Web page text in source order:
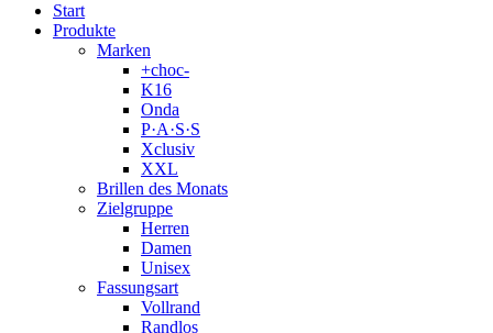
Start
Produkte
Marken
+choc-
K16
Onda
P·A·S·S
Xclusiv
XXL
Brillen des Monats
Zielgruppe
Herren
Damen
Unisex
Fassungsart
Vollrand
Randlos